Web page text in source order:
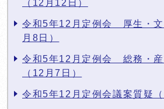
（12月12日）
令和5年12月定例会 厚生・文
月8日）
令和5年12月定例会 総務・産
（12月7日）
令和5年12月定例会議案質疑（